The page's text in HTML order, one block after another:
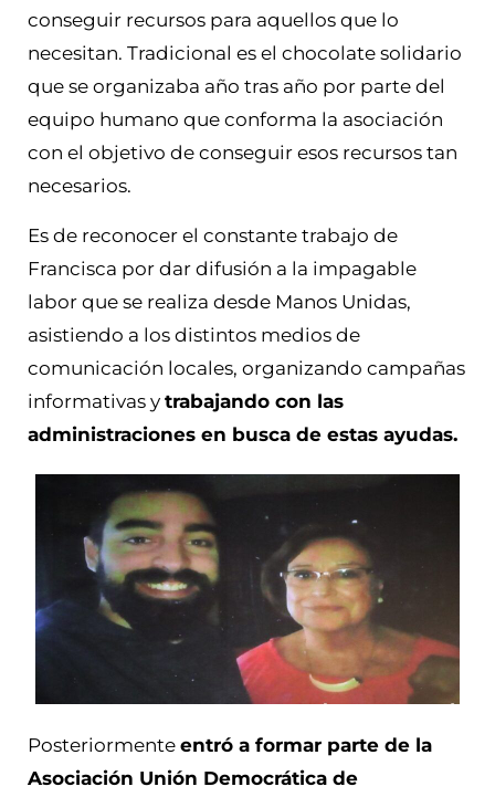
conseguir recursos para aquellos que lo
necesitan. Tradicional es el chocolate solidario
que se organizaba año tras año por parte del
equipo humano que conforma la asociación
con el objetivo de conseguir esos recursos tan
necesarios.
Es de reconocer el constante trabajo de
Francisca por dar difusión a la impagable
labor que se realiza desde Manos Unidas,
asistiendo a los distintos medios de
comunicación locales, organizando campañas
informativas y trabajando con las
administraciones en busca de estas ayudas.
Posteriormente entró a formar parte de la
Asociación Unión Democrática de